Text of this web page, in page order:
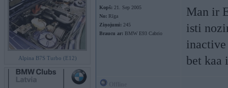
Alpina B7S Turbo (E12)
Kopš: 21. Sep 2005
No: Rīga
Ziņojumi: 245
Braucu ar: BMW E93 Cabrio
Man ir
isti
bet kaa